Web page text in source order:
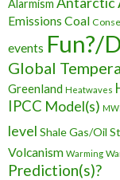
Alarmism
Emissions Coal
events Fun?/
Global
Greenland Heatwaves
IPCC Model(s)
level Shale Gas/Oil
Volcanism Warming
Prediction(s)?